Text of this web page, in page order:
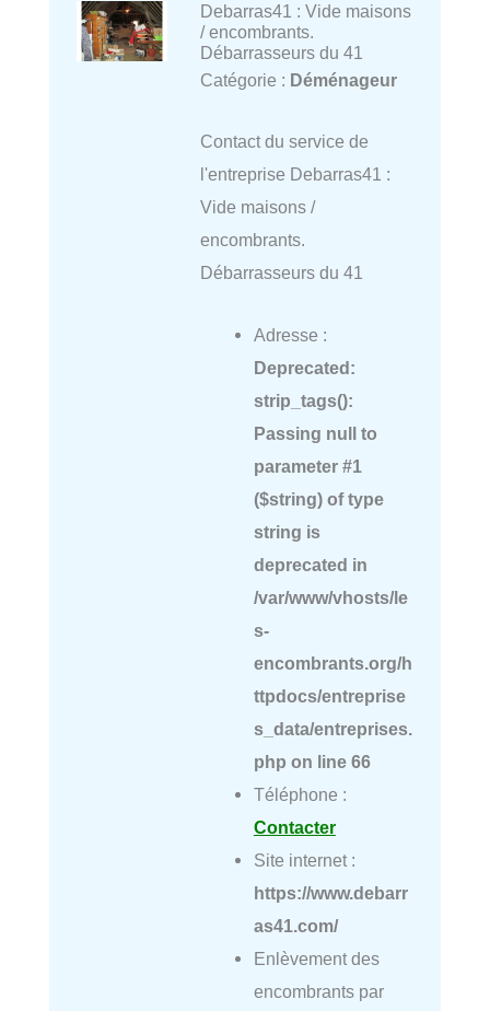
Debarras41 : Vide maisons
/ encombrants.
Débarrasseurs du 41
Catégorie : Déménageur
Contact du service de
l'entreprise Debarras41 :
Vide maisons /
encombrants.
Débarrasseurs du 41
Adresse :
Deprecated:
strip_tags():
Passing null to
parameter #1
($string) of type
string is
deprecated in
/var/www/vhosts/le
s-
encombrants.org/h
ttpdocs/entreprise
s_data/entreprises.
php on line 66
Téléphone :
Contacter
Site internet :
https://www.debarr
as41.com/
Enlèvement des
encombrants par